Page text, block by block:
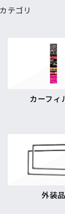
テゴリ
カーフィ
外装品